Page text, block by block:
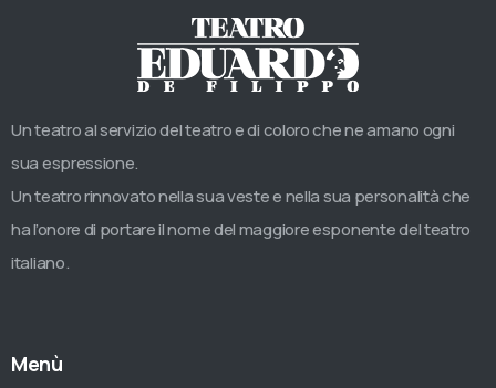
Un teatro al servizio del teatro e di coloro che ne amano ogni
sua espressione.
Un teatro rinnovato nella sua veste e nella sua personalità che
ha l’onore di portare il nome del maggiore esponente del teatro
italiano.
Menù